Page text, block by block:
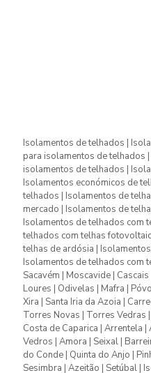
Isolamentos de telhados |
para isolamentos de telhados
isolamentos de telhados |
Isolamentos económicos de
telhados | Isolamentos de
mercado | Isolamentos de
Isolamentos de telhados com
telhados com telhas
telhas de ardósia |
Isolamentos de telhados com
Sacavém | Moscavide |
Loures | Odivelas | Mafra |
Xira | Santa Iria da Azoia |
Torres Novas | Torres Vedras
Costa de Caparica | Arrentela
Vedros | Amora | Seixal |
do Conde | Quinta do Anjo |
Sesimbra | Azeitão | Setúbal |